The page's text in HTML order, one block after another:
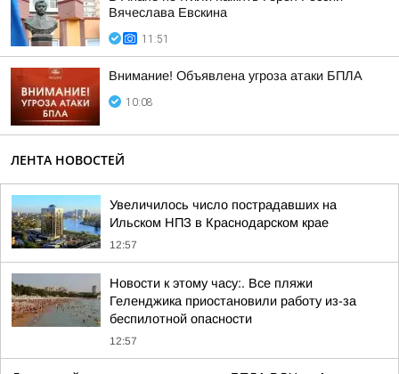
Вячеслава Евскина
11:51
Внимание! Объявлена угроза атаки БПЛА
10:08
ЛЕНТА НОВОСТЕЙ
Увеличилось число пострадавших на
Ильском НПЗ в Краснодарском крае
12:57
Новости к этому часу:. Все пляжи
Геленджика приостановили работу из-за
беспилотной опасности
12:57